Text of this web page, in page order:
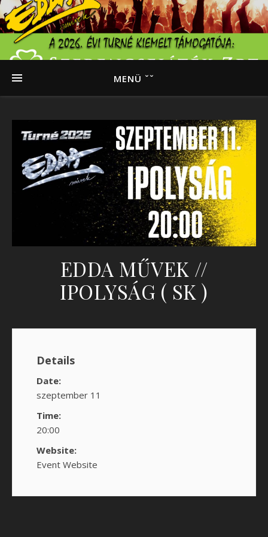
MENÜ ˇˇ
EDDA MŰVEK //
IPOLYSÁG ( SK )
Details
Date:
szeptember 11
Time:
20:00
Website:
Event Website